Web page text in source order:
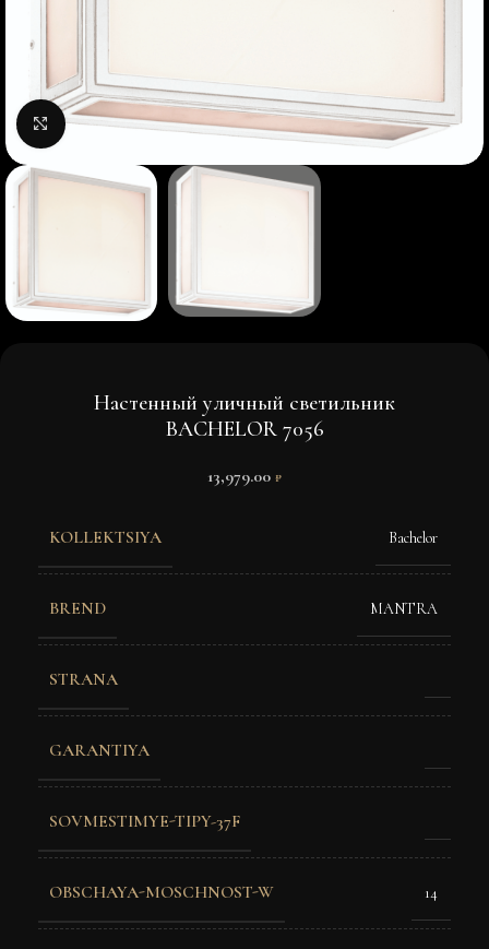
Нажмите, чтобы увеличить изображение
Настенный уличный светильник
BACHELOR 7056
13,979.00 ₽
KOLLEKTSIYA Bachelor
BREND MANTRA
STRANA
GARANTIYA
SOVMESTIMYE-TIPY-37F
OBSCHAYA-MOSCHNOST-W 14